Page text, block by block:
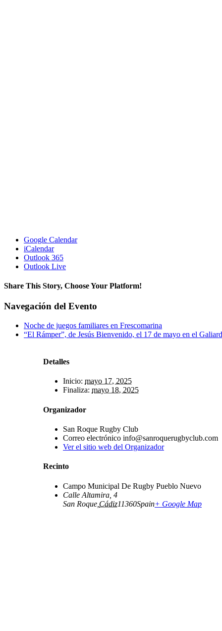
Google Calendar
iCalendar
Outlook 365
Outlook Live
Share This Story, Choose Your Platform!
Facebook
X
Reddit
LinkedIn
WhatsApp
Telegram
Tumblr
Pinterest
Vk
Xing
Correo
electrónico
Navegación del Evento
Noche de juegos familiares en Frescomarina
“El Rámper”, de Jesús Bienvenido, el 17 de mayo en el
Detalles
Inicio: mayo 17, 2025
Finaliza: mayo 18, 2025
Organizador
San Roque Rugby Club
Correo electrónico info@sanroquerugbyclub.com
Ver el sitio web del Organizador
Recinto
Campo Municipal De Rugby Pueblo Nuevo
Calle Altamira, 4
San Roque Cádiz11360Spain+ Google Map